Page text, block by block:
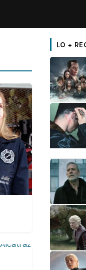
LO +